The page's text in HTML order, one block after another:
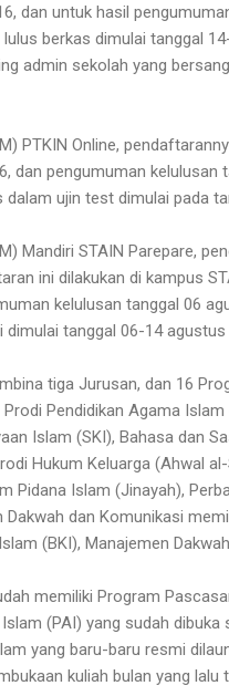
dan untuk hasil
berkas dimulai tanggal
admin sekolah yang
PTKIN Online,
dan pengumuman
ujin test dimulai pada
Mandiri STAIN Parepare,
ini dilakukan di kampus
kelulusan tanggal 06
dimulai tanggal 06-14 agustus
tiga Jurusan, dan 16
Pendidikan Agama
Islam (SKI), Bahasa dan
Hukum Keluarga (Ahwal
Pidana Islam (Jinayah),
dan Komunikasi
(BKI), Manajemen
memiliki Program
(PAI) yang sudah
yang baru-baru resmi
kuliah bulan yang